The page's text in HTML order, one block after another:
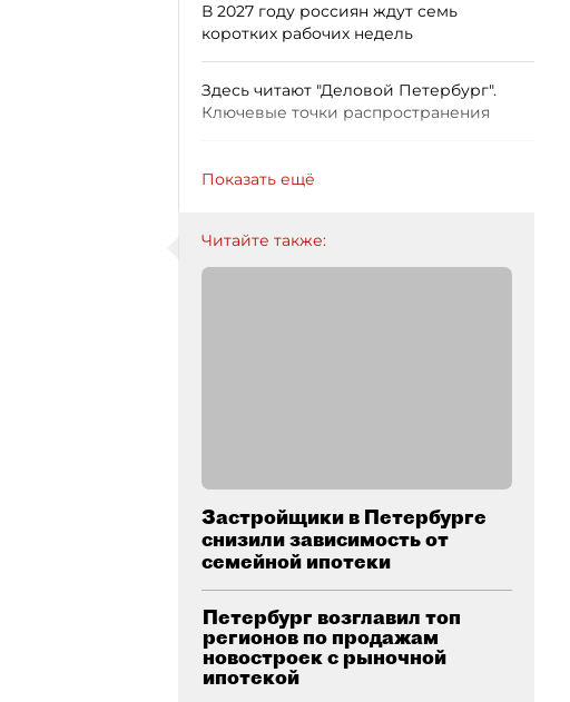
В 2027 году россиян ждут семь
коротких рабочих недель
Здесь читают "Деловой Петербург".
Ключевые точки распространения
Показать ещё
Читайте также:
Застройщики в Петербурге
снизили зависимость от
семейной ипотеки
Петербург возглавил топ
регионов по продажам
новостроек с рыночной
ипотекой